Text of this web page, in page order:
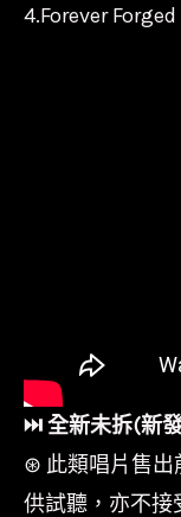
4.Forever
⏭︎ 全新未拆(新
⊛ 此類唱片售出
供試聽，亦不接